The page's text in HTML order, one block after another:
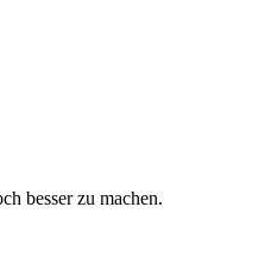
besser zu machen.